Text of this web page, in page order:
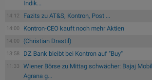
Indik...
14:12 Fazits zu AT&S, Kontron, Post ...
14:00 Kontron-CEO kauft noch mehr Aktien
14:00 (Christian Drastil)
13:58 DZ Bank bleibt bei Kontron auf "Buy"
11:33
Wiener Börse zu Mittag schwächer: Bajaj
Agrana g...